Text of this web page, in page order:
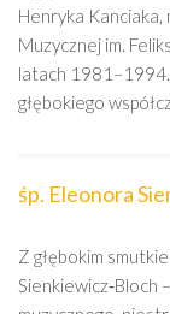
Henryka
Muzycznej im.
latach 1981–1994.
głębokiego
śp. Eleonora
Z głębokim
Sienkiewicz‑Bloch